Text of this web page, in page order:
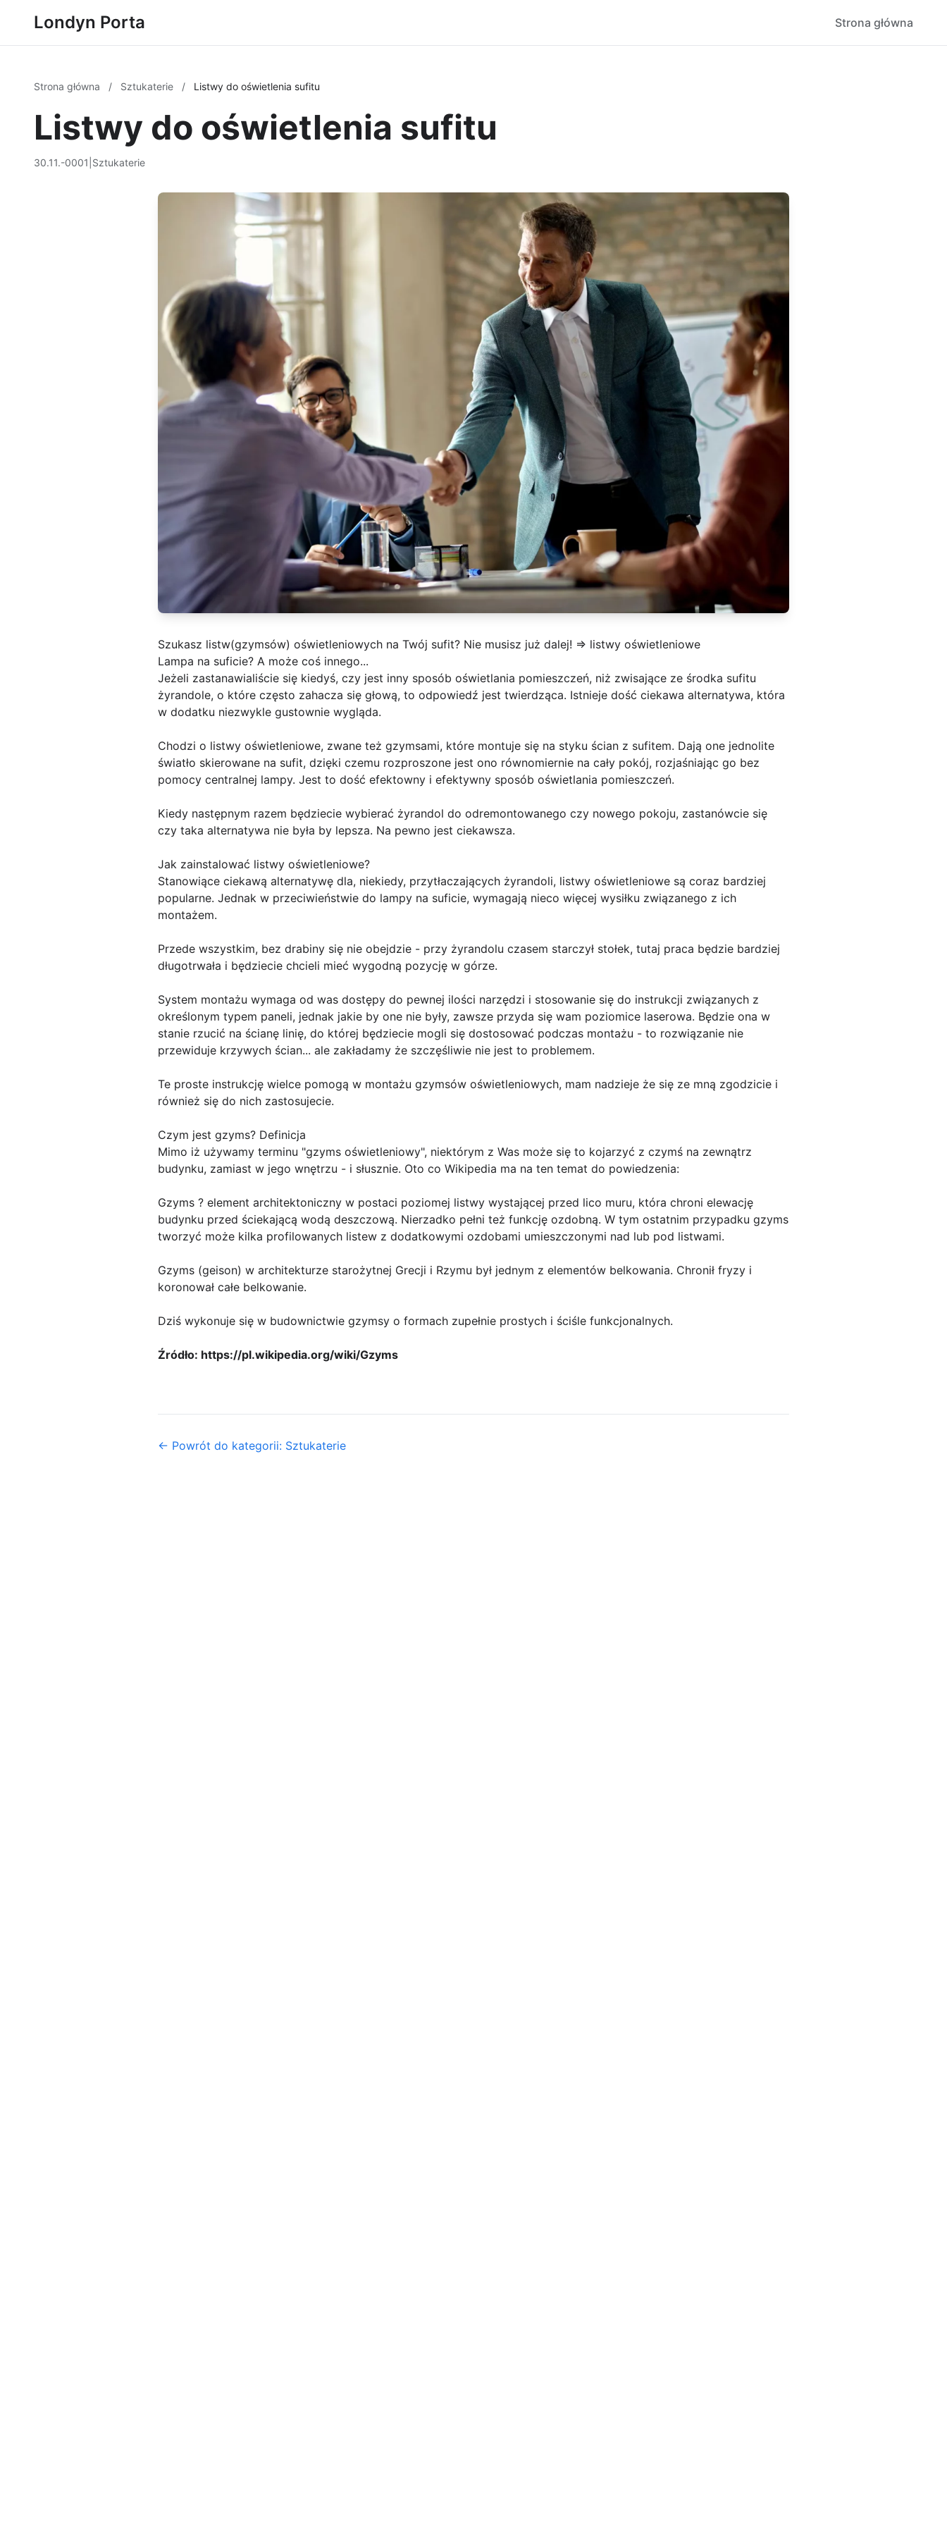
Londyn Porta Strona główna
Strona główna / Sztukaterie / Listwy do oświetlenia sufitu
Listwy do oświetlenia sufitu
30.11.-0001 Sztukaterie
Szukasz listw(gzymsów) oświetleniowych na Twój sufit? Nie musisz już dalej! => listwy oświetleniowe
Lampa na suficie? A może coś innego...
Jeżeli zastanawialiście się kiedyś, czy jest inny sposób oświetlania pomieszczeń, niż zwisające ze środka sufitu
żyrandole, o które często zahacza się głową, to odpowiedź jest twierdząca. Istnieje dość ciekawa alternatywa, która
w dodatku niezwykle gustownie wygląda.
Chodzi o listwy oświetleniowe, zwane też gzymsami, które montuje się na styku ścian z sufitem. Dają one jednolite
światło skierowane na sufit, dzięki czemu rozproszone jest ono równomiernie na cały pokój, rozjaśniając go bez
pomocy centralnej lampy. Jest to dość efektowny i efektywny sposób oświetlania pomieszczeń.
Kiedy następnym razem będziecie wybierać żyrandol do odremontowanego czy nowego pokoju, zastanówcie się
czy taka alternatywa nie była by lepsza. Na pewno jest ciekawsza.
Jak zainstalować listwy oświetleniowe?
Stanowiące ciekawą alternatywę dla, niekiedy, przytłaczających żyrandoli, listwy oświetleniowe są coraz bardziej
popularne. Jednak w przeciwieństwie do lampy na suficie, wymagają nieco więcej wysiłku związanego z ich
montażem.
Przede wszystkim, bez drabiny się nie obejdzie - przy żyrandolu czasem starczył stołek, tutaj praca będzie bardziej
długotrwała i będziecie chcieli mieć wygodną pozycję w górze.
System montażu wymaga od was dostępy do pewnej ilości narzędzi i stosowanie się do instrukcji związanych z
określonym typem paneli, jednak jakie by one nie były, zawsze przyda się wam poziomice laserowa. Będzie ona w
stanie rzucić na ścianę linię, do której będziecie mogli się dostosować podczas montażu - to rozwiązanie nie
przewiduje krzywych ścian... ale zakładamy że szczęśliwie nie jest to problemem.
Te proste instrukcję wielce pomogą w montażu gzymsów oświetleniowych, mam nadzieje że się ze mną zgodzicie i
również się do nich zastosujecie.
Czym jest gzyms? Definicja
Mimo iż używamy terminu "gzyms oświetleniowy", niektórym z Was może się to kojarzyć z czymś na zewnątrz
budynku, zamiast w jego wnętrzu - i słusznie. Oto co Wikipedia ma na ten temat do powiedzenia:
Gzyms ? element architektoniczny w postaci poziomej listwy wystającej przed lico muru, która chroni elewację
budynku przed ściekającą wodą deszczową. Nierzadko pełni też funkcję ozdobną. W tym ostatnim przypadku gzyms
tworzyć może kilka profilowanych listew z dodatkowymi ozdobami umieszczonymi nad lub pod listwami.
Gzyms (geison) w architekturze starożytnej Grecji i Rzymu był jednym z elementów belkowania. Chronił fryzy i
koronował całe belkowanie.
Dziś wykonuje się w budownictwie gzymsy o formach zupełnie prostych i ściśle funkcjonalnych.
Źródło: https://pl.wikipedia.org/wiki/Gzyms
← Powrót do kategorii: Sztukaterie